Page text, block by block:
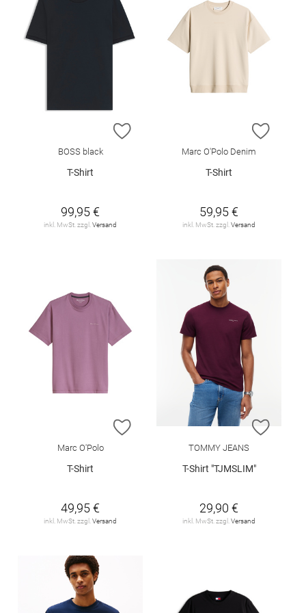
ZUR WUNSCHLISTE HINZUFÜGEN
BOSS black
T-Shirt
99,95 €
inkl. MwSt. zzgl. Versand
ZUR
Marc O'Polo Denim
T-Shirt
59,95 €
inkl. MwSt. zzgl. Versand
ZUR WUNSCHLISTE HINZUFÜGEN
Marc O'Polo
T-Shirt
49,95 €
inkl. MwSt. zzgl. Versand
ZUR
TOMMY JEANS
T-Shirt "TJMSLIM"
29,90 €
inkl. MwSt. zzgl. Versand